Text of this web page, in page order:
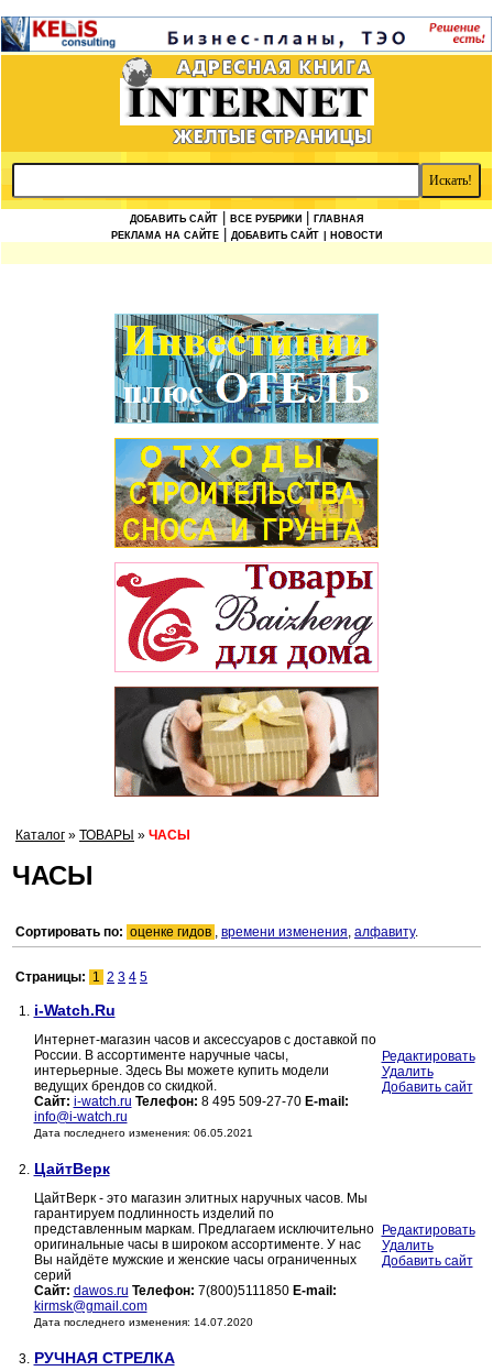
ДОБАВИТЬ САЙТ ВСЕ РУБРИКИ
ГЛАВНАЯ
РЕКЛАМА НА САЙТЕ
ДОБАВИТЬ САЙТ | НОВОСТИ
Каталог » ТОВАРЫ » ЧАСЫ
ЧАСЫ
Сортировать по: оценке гидов , времени изменения, алфавиту.
Страницы: 1 2 3 4 5
1. i-Watch.Ru
Интернет-магазин часов и аксессуаров с доставкой по
России. В ассортименте наручные часы,
интерьерные. Здесь Вы можете купить модели
ведущих брендов со скидкой.
Сайт: i-watch.ru Телефон: 8 495 509-27-70 E-mail:
info@i-watch.ru
Дата последнего изменения: 06.05.2021
Редактировать
Удалить
Добавить сайт
2. ЦайтВерк
ЦайтВерк - это магазин элитных наручных часов. Мы
гарантируем подлинность изделий по
представленным маркам. Предлагаем исключительно
оригинальные часы в широком ассортименте. У нас
Вы найдёте мужские и женские часы ограниченных
серий
Сайт: dawos.ru Телефон: 7(800)5111850 E-mail:
kirmsk@gmail.com
Дата последнего изменения: 14.07.2020
Редактировать
Удалить
Добавить сайт
3. РУЧНАЯ СТРЕЛКА